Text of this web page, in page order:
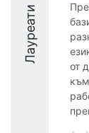
Лауреати
от